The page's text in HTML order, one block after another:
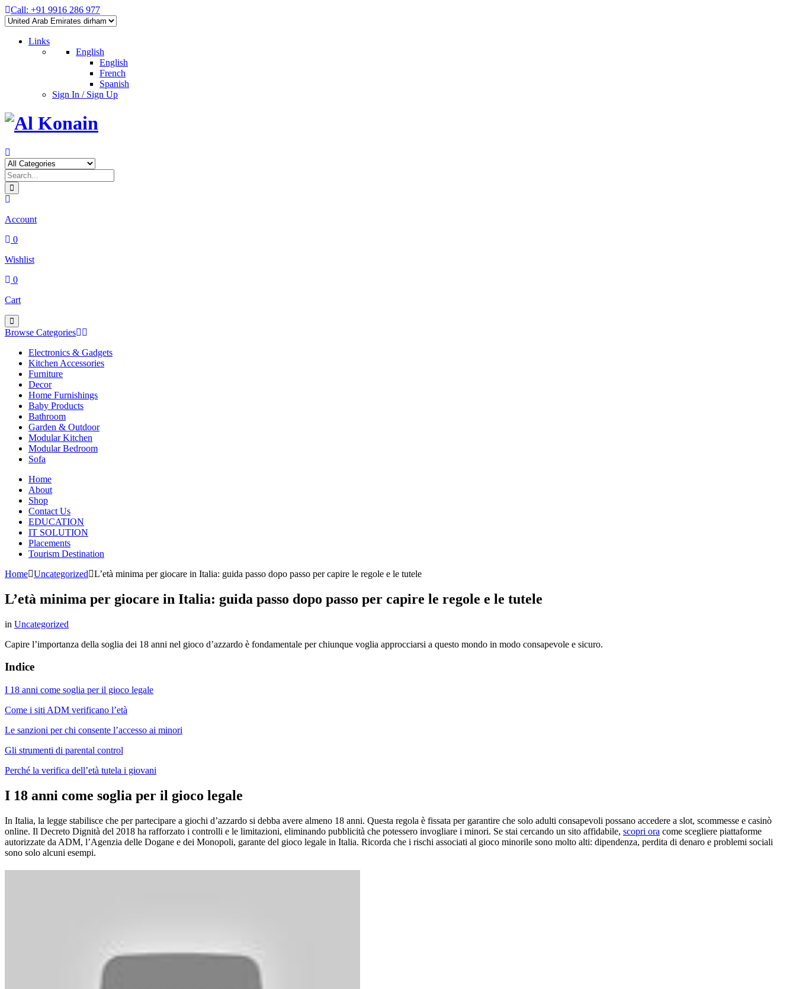
Call: +91 9916 286 977
Links
English
English
French
Spanish
Sign In / Sign Up
Account
0
Wishlist
0
Cart
Browse Categories
Electronics & Gadgets
Kitchen Accessories
Furniture
Decor
Home Furnishings
Baby Products
Bathroom
Garden & Outdoor
Modular Kitchen
Modular Bedroom
Sofa
Home
About
Shop
Contact Us
EDUCATION
IT SOLUTION
Placements
Tourism Destination
Home Uncategorized L’età minima per giocare in Italia: guida passo dopo passo per capire le regole e le tutele
L’età minima per giocare in Italia: guida passo dopo passo per capire le regole e le tutele
in Uncategorized
Capire l’importanza della soglia dei 18 anni nel gioco d’azzardo è fondamentale per chiunque voglia approcciarsi a questo mondo in modo consapevole e sicuro.
Indice
I 18 anni come soglia per il gioco legale
Come i siti ADM verificano l’età
Le sanzioni per chi consente l’accesso ai minori
Gli strumenti di parental control
Perché la verifica dell’età tutela i giovani
I 18 anni come soglia per il gioco legale
In Italia, la legge stabilisce che per partecipare a giochi d’azzardo si debba avere almeno 18 anni. Questa regola è fissata per garantire che solo adulti consapevoli possano accedere a slot, scommesse e casinò
online. Il Decreto Dignità del 2018 ha rafforzato i controlli e le limitazioni, eliminando pubblicità che potessero invogliare i minori. Se stai cercando un sito affidabile, scopri ora come scegliere piattaforme
autorizzate da ADM, l’Agenzia delle Dogane e dei Monopoli, garante del gioco legale in Italia. Ricorda che i rischi associati al gioco minorile sono molto alti: dipendenza, perdita di denaro e problemi sociali
sono solo alcuni esempi.